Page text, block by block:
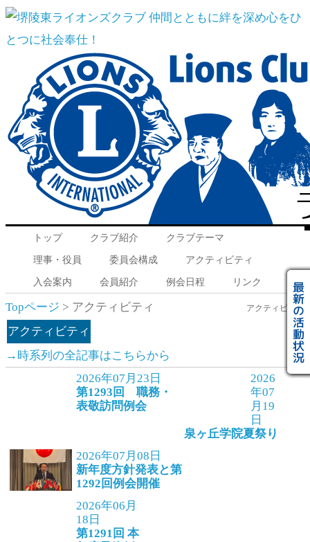
Menu
トップ クラブ紹介 クラブテーマ
理事・役員 委員会構成 アクティビティ
入会案内 会員紹介 例会日程 リンク
Topページ > アクティビティ アクティビティ
アクティビティ
→時系列の全記事はこちらから
2026年07月23日
第1293回 職務・
表敬訪問例会
2026
年07
月19
日
泉ヶ丘学院夏祭り
2026年07月08日
新年度方針発表と第
1292回例会開催
2026年06月
18日
第1291回 本